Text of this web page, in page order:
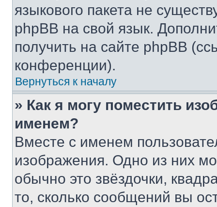
языкового пакета не
phpBB на свой язык.
получить на сайте phpBB
конференции).
Вернуться к началу
» Как я могу поместить
именем?
Вместе с именем
изображения. Одно из них
обычно это звёздочки,
то, сколько сообщений вы